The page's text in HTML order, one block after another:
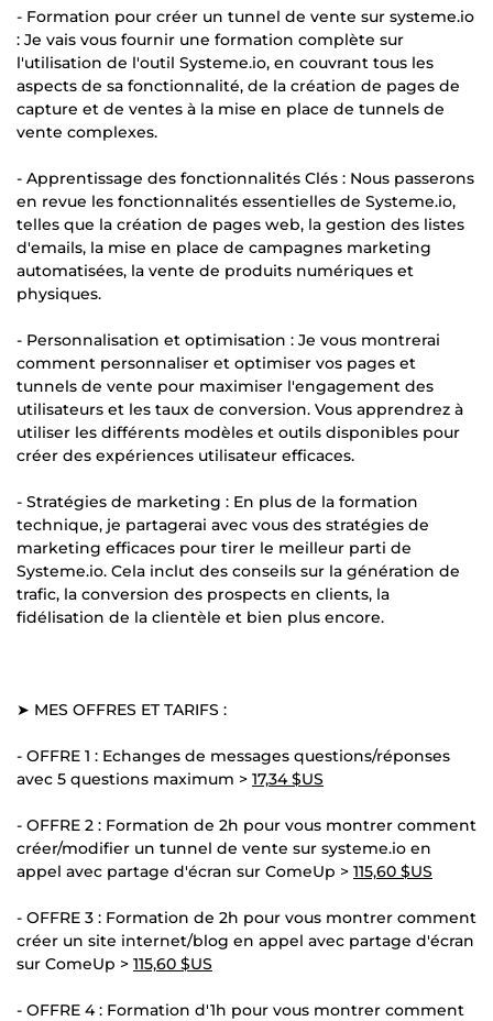
- Formation pour créer un tunnel de vente sur systeme.io
: Je vais vous fournir une formation complète sur
l'utilisation de l'outil Systeme.io, en couvrant tous les
aspects de sa fonctionnalité, de la création de pages de
capture et de ventes à la mise en place de tunnels de
vente complexes.
- Apprentissage des fonctionnalités Clés : Nous passerons
en revue les fonctionnalités essentielles de Systeme.io,
telles que la création de pages web, la gestion des listes
d'emails, la mise en place de campagnes marketing
automatisées, la vente de produits numériques et
physiques.
- Personnalisation et optimisation : Je vous montrerai
comment personnaliser et optimiser vos pages et
tunnels de vente pour maximiser l'engagement des
utilisateurs et les taux de conversion. Vous apprendrez à
utiliser les différents modèles et outils disponibles pour
créer des expériences utilisateur efficaces.
- Stratégies de marketing : En plus de la formation
technique, je partagerai avec vous des stratégies de
marketing efficaces pour tirer le meilleur parti de
Systeme.io. Cela inclut des conseils sur la génération de
trafic, la conversion des prospects en clients, la
fidélisation de la clientèle et bien plus encore.
➤ MES OFFRES ET TARIFS :
- OFFRE 1 : Echanges de messages questions/réponses
avec 5 questions maximum > 17,34 $US
- OFFRE 2 : Formation de 2h pour vous montrer comment
créer/modifier un tunnel de vente sur systeme.io en
appel avec partage d'écran sur ComeUp > 115,60 $US
- OFFRE 3 : Formation de 2h pour vous montrer comment
créer un site internet/blog en appel avec partage d'écran
sur ComeUp > 115,60 $US
- OFFRE 4 : Formation d'1h pour vous montrer comment